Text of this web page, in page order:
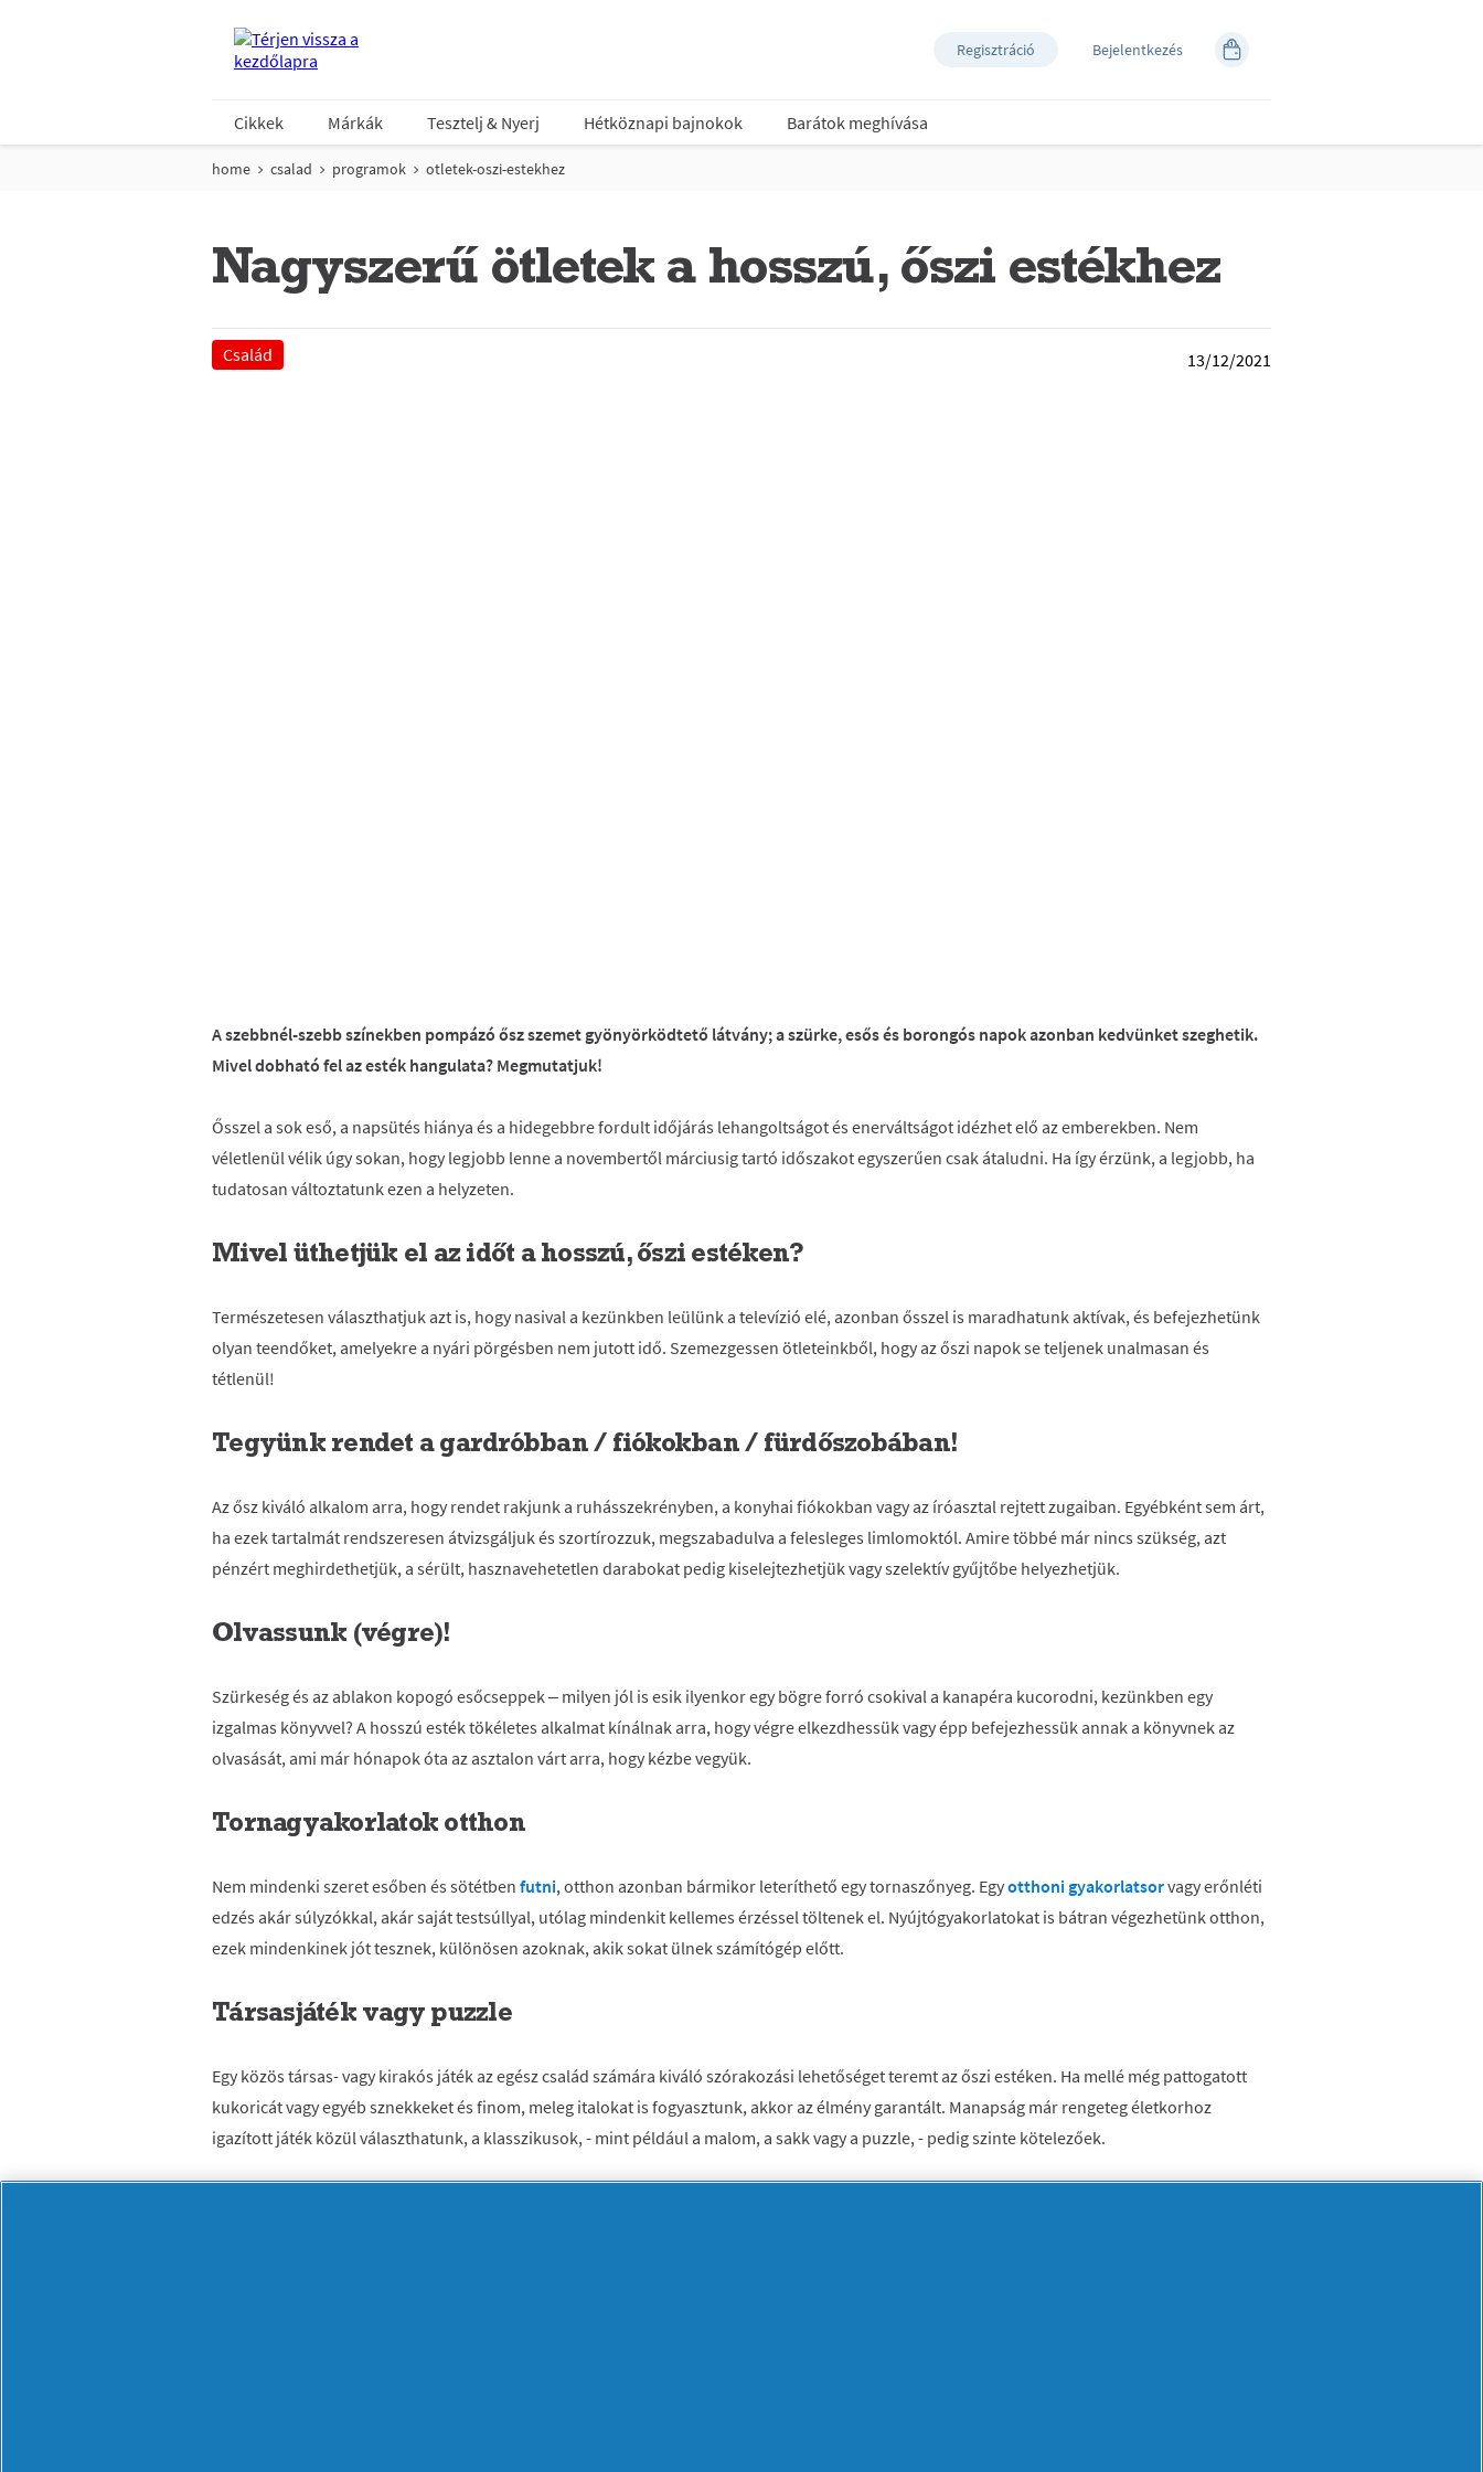
Regisztráció Bejelentkezés
Cikkek Márkák Tesztelj & Nyerj Hétköznapi bajnokok Barátok meghívása
home csalad programok otletek-oszi-estekhez
Nagyszerű ötletek a hosszú, őszi estékhez
Család 13/12/2021
A szebbnél-szebb színekben pompázó ősz szemet gyönyörködtető látvány; a szürke, esős és borongós napok azonban kedvünket szeghetik.
Mivel dobható fel az esték hangulata? Megmutatjuk!
Ősszel a sok eső, a napsütés hiánya és a hidegebbre fordult időjárás lehangoltságot és enerváltságot idézhet elő az emberekben. Nem
véletlenül vélik úgy sokan, hogy legjobb lenne a novembertől márciusig tartó időszakot egyszerűen csak átaludni. Ha így érzünk, a legjobb, ha
tudatosan változtatunk ezen a helyzeten.
Mivel üthetjük el az időt a hosszú, őszi estéken?
Természetesen választhatjuk azt is, hogy nasival a kezünkben leülünk a televízió elé, azonban ősszel is maradhatunk aktívak, és befejezhetünk
olyan teendőket, amelyekre a nyári pörgésben nem jutott idő. Szemezgessen ötleteinkből, hogy az őszi napok se teljenek unalmasan és
tétlenül!
Tegyünk rendet a gardróbban / fiókokban / fürdőszobában!
Az ősz kiváló alkalom arra, hogy rendet rakjunk a ruhásszekrényben, a konyhai fiókokban vagy az íróasztal rejtett zugaiban. Egyébként sem árt,
ha ezek tartalmát rendszeresen átvizsgáljuk és szortírozzuk, megszabadulva a felesleges limlomoktól. Amire többé már nincs szükség, azt
pénzért meghirdethetjük, a sérült, hasznavehetetlen darabokat pedig kiselejtezhetjük vagy szelektív gyűjtőbe helyezhetjük.
Olvassunk (végre)!
Szürkeség és az ablakon kopogó esőcseppek – milyen jól is esik ilyenkor egy bögre forró csokival a kanapéra kucorodni, kezünkben egy
izgalmas könyvvel? A hosszú esték tökéletes alkalmat kínálnak arra, hogy végre elkezdhessük vagy épp befejezhessük annak a könyvnek az
olvasását, ami már hónapok óta az asztalon várt arra, hogy kézbe vegyük.
Tornagyakorlatok otthon
Nem mindenki szeret esőben és sötétben futni, otthon azonban bármikor leteríthető egy tornaszőnyeg. Egyotthoni gyakorlatsorvagy erőnléti
edzés akár súlyzókkal, akár saját testsúllyal, utólag mindenkit kellemes érzéssel töltenek el. Nyújtógyakorlatokat is bátran végezhetünk otthon,
ezek mindenkinek jót tesznek, különösen azoknak, akik sokat ülnek számítógép előtt.
Társasjáték vagy puzzle
Egy közös társas- vagy kirakós játék az egész család számára kiváló szórakozási lehetőséget teremt az őszi estéken. Ha mellé még pattogatott
kukoricát vagy egyéb sznekkeket és finom, meleg italokat is fogyasztunk, akkor az élmény garantált. Manapság már rengeteg életkorhoz
igazított játék közül választhatunk, a klasszikusok, - mint például a malom, a sakk vagy a puzzle, - pedig szinte kötelezőek.